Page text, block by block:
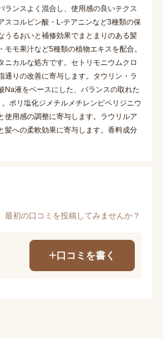
ランスよく混合し、使用感の良いテクス
スコルビン酸・L-テアニンなど3種類の保
うるおいと補修効果でまとまりのある髪
モモ果汁など5種類の植物エキスを配合。
ニカルな処方です。セトリモニウムクロ
通りの改善に寄与します。タウリン・ラ
Na液をベースにした、バランスの取れた
ポリ塩化ジメチルメチレンピペリジニウ
使用感の調整に寄与します。ラウリルア
髪への柔軟効果に寄与します。香料成分
最初の口コミを投稿してみませんか？
口コミを書く